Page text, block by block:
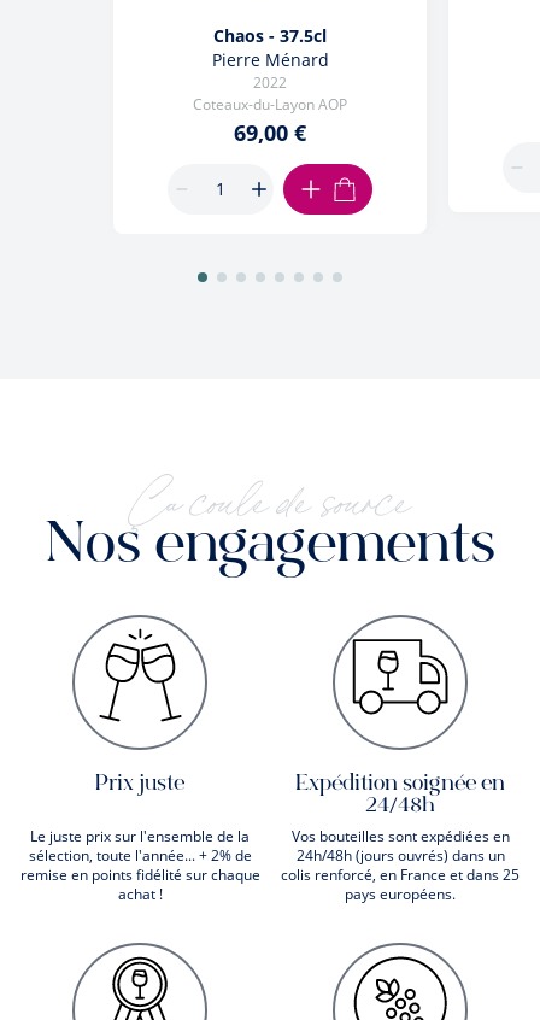
Chaos - 37.5cl
Pierre Ménard
2022
Coteaux-du-Layon AOP
69,00 €
AJOUTER AU PANIER
Ça coule de source
Nos engagements
Prix juste
Le juste prix sur l'ensemble de la
sélection, toute l'année... + 2% de
remise en points fidélité sur chaque
achat !
Expédition soignée en
24/48h
Vos bouteilles sont expédiées en
24h/48h (jours ouvrés) dans un
colis renforcé, en France et dans 25
pays européens.